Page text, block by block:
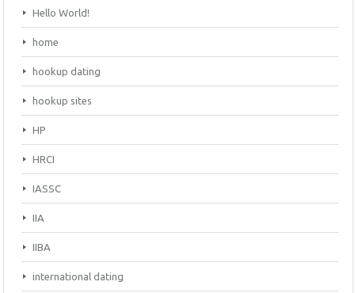
Hello World!
home
hookup dating
hookup sites
HP
HRCI
IASSC
IIA
IIBA
international dating